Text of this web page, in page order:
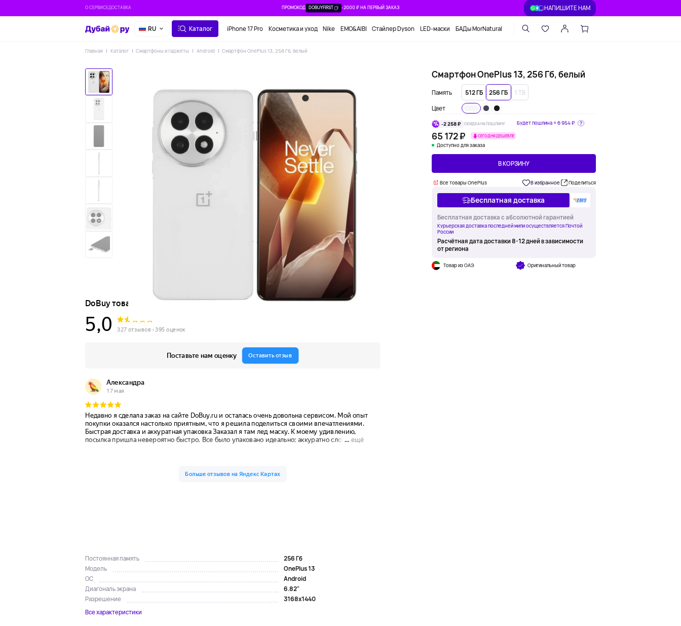
О СЕРВИСЕДОСТАВКА ПРОМОКОД DOBUYFIRST -2000 ₽ НА ПЕРВЫЙ ЗАКАЗ НАПИШИТЕ НАМ
RU Каталог iPhone 17 Pro Косметика и уход Nike EMO&AIBI Стайлер Dyson LED-маски БАДы MorNatural
Главная Каталог Смартфоны и гаджеты Android Смартфон OnePlus 13, 256 Гб, белый
Смартфон OnePlus 13, 256 Гб, белый
Память 512 ГБ 256 ГБ 1 ТБ
Цвет
-2 258 ₽ СКИДКА НА ПОШЛИНУ Будет пошлина ≈6 954 ₽
65 172 ₽ СЕГОДНЯ ДЕШЕВЛЕ
Доступно для заказа
В КОРЗИНУ
Все товары OnePlus В избранное Поделиться
Бесплатная доставка
Бесплатная доставка с абсолютной гарантией
Курьерская доставка последней мили осуществляется Почтой
России
Расчётная дата доставки 8-12 дней в зависимости
от региона
Товар из ОАЭ Оригинальный товар
Постоянная память
256 Гб
Модель
OnePlus 13
ОС
Android
Диагональ экрана
6.82"
Разрешение
3168x1440
Все характеристики